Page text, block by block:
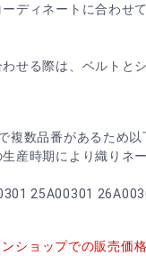
ディネートに合わせ
せる際は、ベルトと
複数品番があるため
産時期により織りネ
25A00301
ショップでの販売価